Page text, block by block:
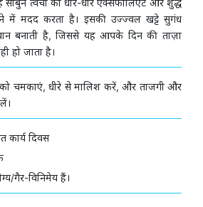
त्वचा को धीरे-धीरे एक्सफोलिएट और शुद्ध
में मदद करता है। इसकी उज्ज्वल खट्टे सुगंध
बनाती है, जिससे यह आपके दिन की ताज़ा
हो जाता है।
को चमकाएं, धीरे से मालिश करें, और ताजगी और
कार्य दिवस
गैर-विनिमेय हैं।